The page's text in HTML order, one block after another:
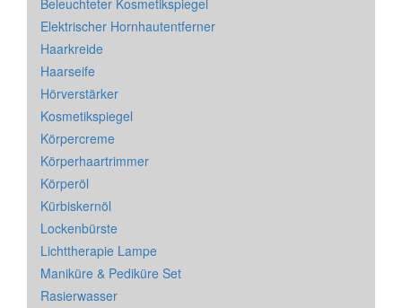
Beleuchteter Kosmetikspiegel
Elektrischer Hornhautentferner
Haarkreide
Haarseife
Hörverstärker
Kosmetikspiegel
Körpercreme
Körperhaartrimmer
Körperöl
Kürbiskernöl
Lockenbürste
Lichttherapie Lampe
Maniküre & Pediküre Set
Rasierwasser